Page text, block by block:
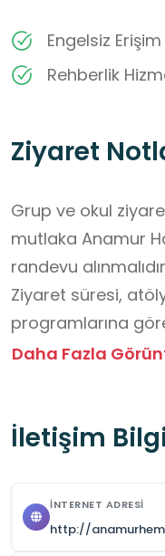
Engelsiz Erişim
Rehberlik
Ziyaret
Grup ve okul
mutlaka Anamur
randevu
Ziyaret süresi,
programlarına
Bazı atölyeler kurs
Atölye ve
atölyelerde
Daha Fazla
İletişim
İNTERNET ADRESI
http://